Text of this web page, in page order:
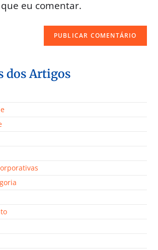
eu comentar.
dos Artigos